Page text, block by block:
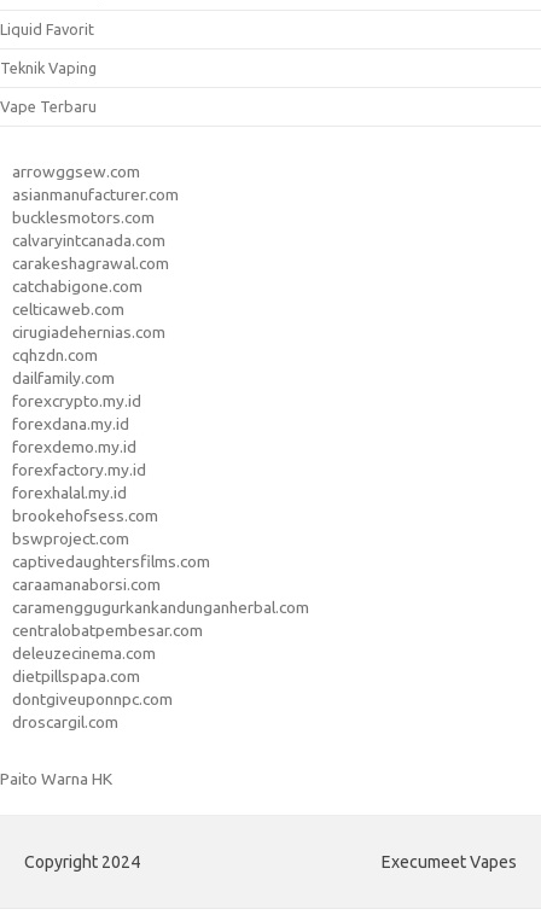
Liquid Favorit
Teknik Vaping
Vape Terbaru
arrowggsew.com
asianmanufacturer.com
bucklesmotors.com
calvaryintcanada.com
carakeshagrawal.com
catchabigone.com
celticaweb.com
cirugiadehernias.com
cqhzdn.com
dailfamily.com
forexcrypto.my.id
forexdana.my.id
forexdemo.my.id
forexfactory.my.id
forexhalal.my.id
brookehofsess.com
bswproject.com
captivedaughtersfilms.com
caraamanaborsi.com
caramenggugurkankandunganherbal.com
centralobatpembesar.com
deleuzecinema.com
dietpillspapa.com
dontgiveuponnpc.com
droscargil.com
Paito Warna HK
Copyright 2024 Execumeet Vapes